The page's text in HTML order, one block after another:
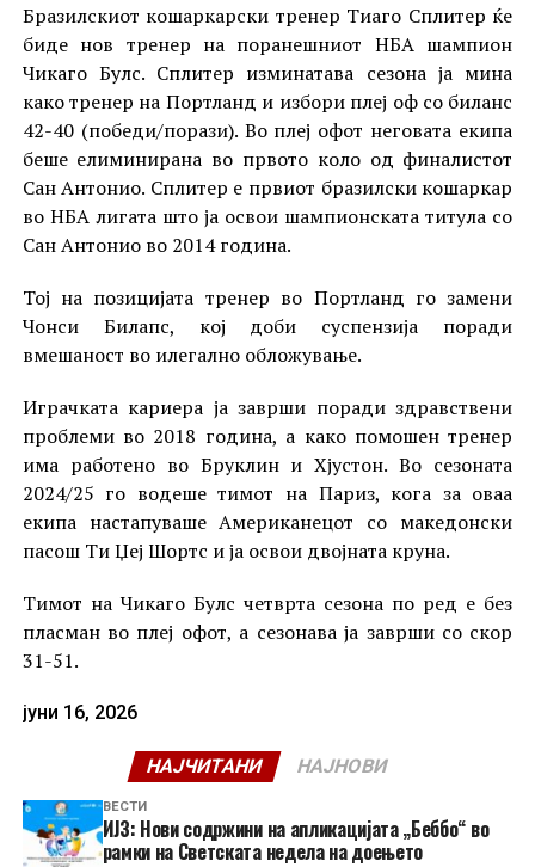
Бразилскиот кошаркарски тренер Тиаго Сплитер ќе
биде нов тренер на поранешниот НБА шампион
Чикаго Булс. Сплитер изминатава сезона ја мина
како тренер на Портланд и избори плеј оф со биланс
42-40 (победи/порази). Во плеј офот неговата екипа
беше елиминирана во првото коло од финалистот
Сан Антонио. Сплитер е првиот бразилски кошаркар
во НБА лигата што ја освои шампионската титула со
Сан Антонио во 2014 година.
Тој на позицијата тренер во Портланд го замени
Чонси Билапс, кој доби суспензија поради
вмешаност во илегално обложување.
Играчката кариера ја заврши поради здравствени
проблеми во 2018 година, а како помошен тренер
има работено во Бруклин и Хјустон. Во сезоната
2024/25 го водеше тимот на Париз, кога за оваа
екипа настапуваше Американецот со македонски
пасош Ти Џеј Шортс и ја освои двојната круна.
Тимот на Чикаго Булс четврта сезона по ред е без
пласман во плеј офот, а сезонава ја заврши со скор
31-51.
јуни 16, 2026
НАЈЧИТАНИ НАЈНОВИ
ВЕСТИ
ИЈЗ: Нови содржини на апликацијата „Беббо“ во
рамки на Светската недела на доењето